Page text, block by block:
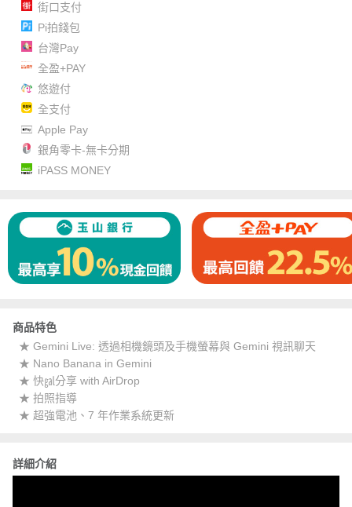
街口支付
Pi拍錢包
台灣Pay
全盈+PAY
悠遊付
全支付
Apple Pay
銀角零卡-無卡分期
iPASS MONEY
商品特色
★ Gemini Live: 透過相機鏡頭及手機螢幕與 Gemini 視訊聊天
★ Nano Banana in Gemini
★ 快㏿分享 with AirDrop
★ 拍照指導
★ 超強電池、7 年作業系統更新
詳細介紹